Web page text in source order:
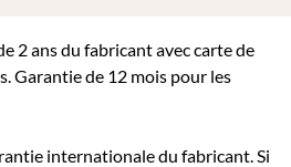
2 ans du fabricant avec carte de
Garantie de 12 mois pour les
internationale du fabricant. Si